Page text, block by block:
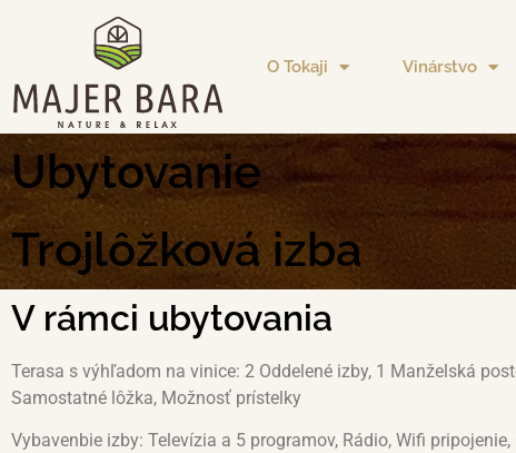
O Tokaji Vinárstvo
Ubytovanie
Trojlôžková izba
V rámci ubytovania
Terasa s výhľadom na vinice: 2 Oddelené izby, 1 Manželská
Samostatné lôžka, Možnosť prístelky
Vybavenbie izby: Televízia a 5 programov, Rádio, Wifi